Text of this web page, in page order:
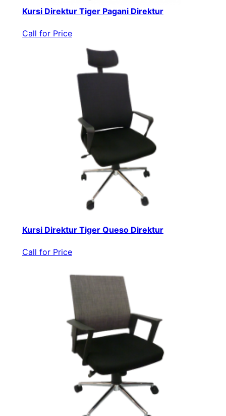
Kursi Direktur Tiger Pagani Direktur
Call for Price
Kursi Direktur Tiger Queso Direktur
Call for Price